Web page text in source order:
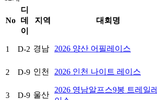
No
디
데
이
지역 대회명
1 D-2 경남 2026 양산 어필레이스
2 D-9 인천 2026 인천 나이트 레이스
3 D-9 울산
2026 영남알프스9봉 트레일레